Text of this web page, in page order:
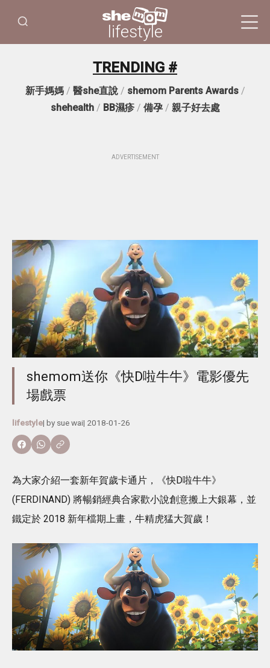
lifestyle
TRENDING #
新手媽媽/ 醫she直說/ shemom Parents Awards/
shehealth/ BB濕疹/ 備孕/ 親子好去處
ADVERTISEMENT
shemom送你《快D啦牛牛》電影優先
場戲票
lifestyle| by sue wai| 2018-01-26
為大家介紹一套新年賀歲卡通片，《快D啦牛牛》
(FERDINAND) 將暢銷經典合家歡小說創意搬上大銀幕，並
鐵定於 2018 新年檔期上畫，牛精虎猛大賀歲！